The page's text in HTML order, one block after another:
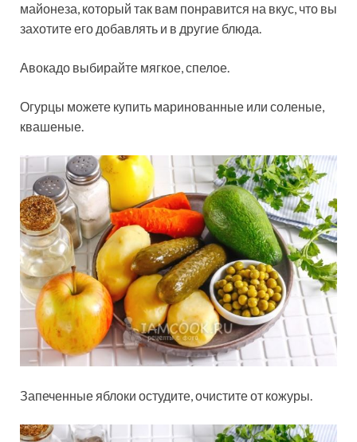
майонеза, который так вам понравится на вкус, что вы
захотите его добавлять и в другие блюда.
Авокадо выбирайте мягкое, спелое.
Огурцы можете купить маринованные или соленые,
квашеные.
Запеченные яблоки остудите, очистите от кожуры.